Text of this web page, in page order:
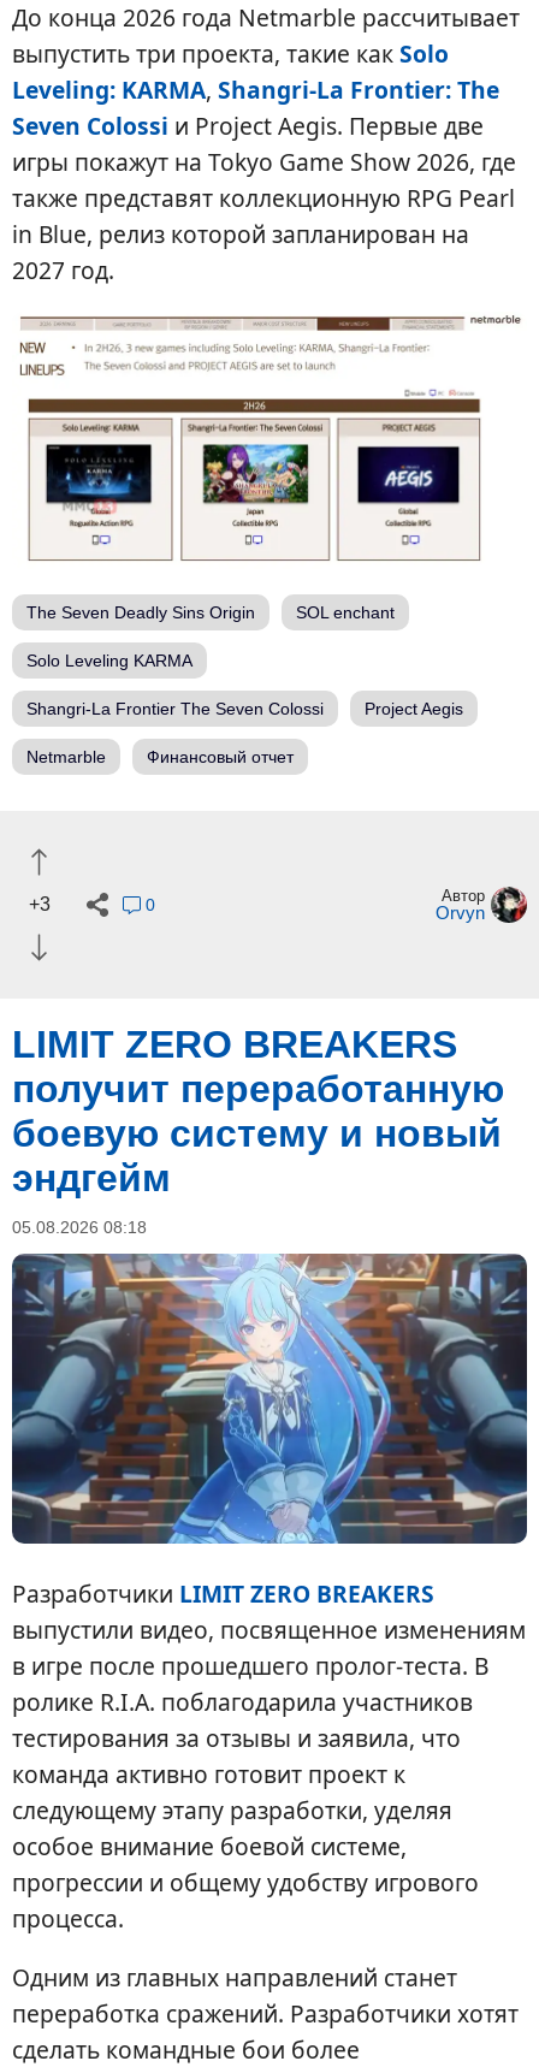
До конца 2026 года Netmarble рассчитывает
выпустить три проекта, такие какSolo
Leveling: KARMA, Shangri-La Frontier: The
Seven Colossi и Project Aegis. Первые две
игры покажут на Tokyo Game Show 2026, где
также представят коллекционную RPG Pearl
in Blue, релиз которой запланирован на
2027 год.
The Seven Deadly Sins Origin SOL enchant
Solo Leveling KARMA
Shangri-La Frontier The Seven Colossi Project Aegis
Netmarble Финансовый отчет
+3 0 Автор
Orvyn
LIMIT ZERO BREAKERS
получит переработанную
боевую систему и новый
эндгейм
05.08.2026 08:18
Разработчики LIMIT ZERO BREAKERS
выпустили видео, посвященное изменениям
в игре после прошедшего пролог-теста. В
ролике R.I.A. поблагодарила участников
тестирования за отзывы и заявила, что
команда активно готовит проект к
следующему этапу разработки, уделяя
особое внимание боевой системе,
прогрессии и общему удобству игрового
процесса.
Одним из главных направлений станет
переработка сражений. Разработчики хотят
сделать командные бои более